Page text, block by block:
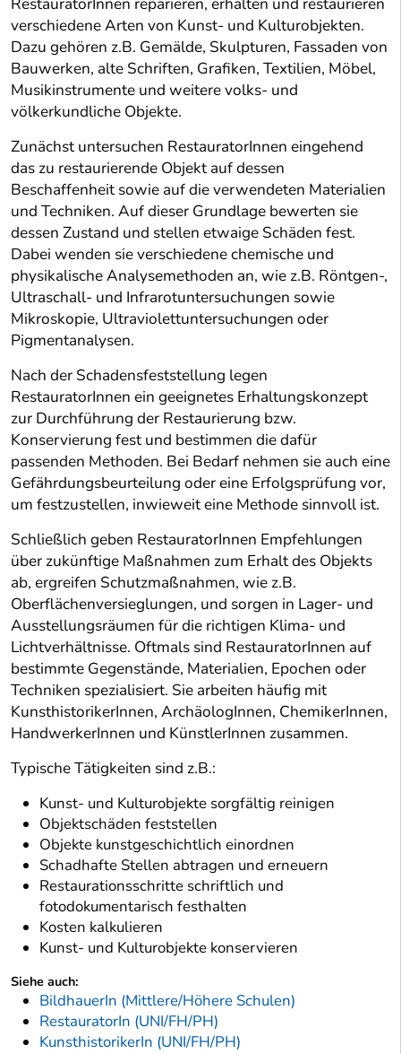
RestauratorInnen reparieren, erhalten und restaurieren
verschiedene Arten von Kunst- und Kulturobjekten.
Dazu gehören z.B. Gemälde, Skulpturen, Fassaden von
Bauwerken, alte Schriften, Grafiken, Textilien, Möbel,
Musikinstrumente und weitere volks- und
völkerkundliche Objekte.
Zunächst untersuchen RestauratorInnen eingehend
das zu restaurierende Objekt auf dessen
Beschaffenheit sowie auf die verwendeten Materialien
und Techniken. Auf dieser Grundlage bewerten sie
dessen Zustand und stellen etwaige Schäden fest.
Dabei wenden sie verschiedene chemische und
physikalische Analysemethoden an, wie z.B. Röntgen-,
Ultraschall- und Infrarotuntersuchungen sowie
Mikroskopie, Ultraviolettuntersuchungen oder
Pigmentanalysen.
Nach der Schadensfeststellung legen
RestauratorInnen ein geeignetes Erhaltungskonzept
zur Durchführung der Restaurierung bzw.
Konservierung fest und bestimmen die dafür
passenden Methoden. Bei Bedarf nehmen sie auch eine
Gefährdungsbeurteilung oder eine Erfolgsprüfung vor,
um festzustellen, inwieweit eine Methode sinnvoll ist.
Schließlich geben RestauratorInnen Empfehlungen
über zukünftige Maßnahmen zum Erhalt des Objekts
ab, ergreifen Schutzmaßnahmen, wie z.B.
Oberflächenversieglungen, und sorgen in Lager- und
Ausstellungsräumen für die richtigen Klima- und
Lichtverhältnisse. Oftmals sind RestauratorInnen auf
bestimmte Gegenstände, Materialien, Epochen oder
Techniken spezialisiert. Sie arbeiten häufig mit
KunsthistorikerInnen, ArchäologInnen, ChemikerInnen,
HandwerkerInnen und KünstlerInnen zusammen.
Typische Tätigkeiten sind z.B.:
Kunst- und Kulturobjekte sorgfältig reinigen
Objektschäden feststellen
Objekte kunstgeschichtlich einordnen
Schadhafte Stellen abtragen und erneuern
Restaurationsschritte schriftlich und
fotodokumentarisch festhalten
Kosten kalkulieren
Kunst- und Kulturobjekte konservieren
Siehe auch:
BildhauerIn (Mittlere/Höhere Schulen)
RestauratorIn (UNI/FH/PH)
KunsthistorikerIn (UNI/FH/PH)